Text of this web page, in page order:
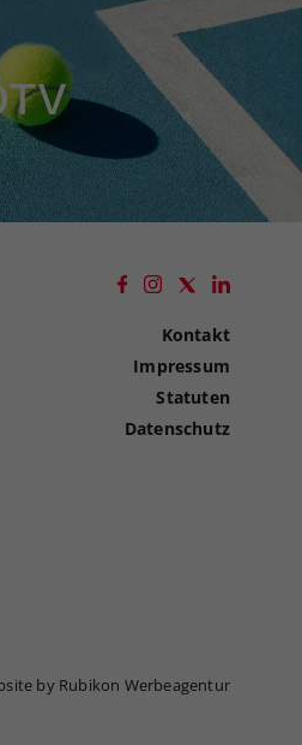
Kontakt
Impressum
Statuten
Datenschutz
by Rubikon Werbeagentur